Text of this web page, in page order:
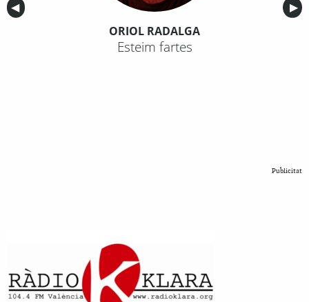
Anterior
◀︎ ▶︎
ORIOL RADALGA
Esteim fartes
Publicitat